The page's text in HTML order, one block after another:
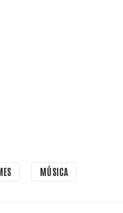
MÚSICA